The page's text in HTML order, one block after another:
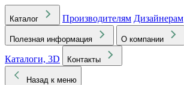
Каталог Производителям Дизайнерам
Полезная информация О компании
Каталоги, 3D
Контакты
Назад к меню